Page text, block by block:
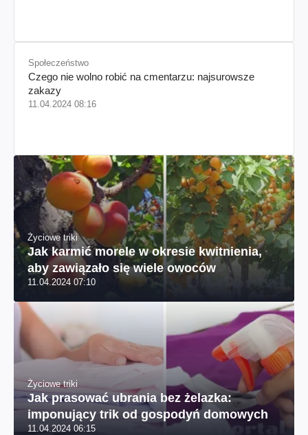
Społeczeństwo
Czego nie wolno robić na cmentarzu: najsurowsze
zakazy
11.04.2024 08:16
Życiowe triki
Jak karmić morele w okresie kwitnienia,
aby zawiązało się wiele owoców
11.04.2024 07:10
Życiowe triki
Jak prasować ubrania bez żelazka:
imponujący trik od gospodyń domowych
11.04.2024 06:15